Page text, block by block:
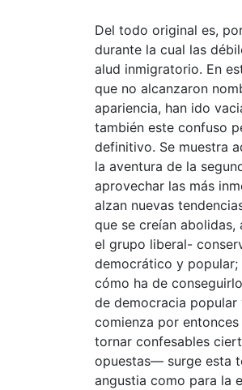
Del todo original es,
durante la cual las
alud inmigratorio. En
que no alcanzaron
apariencia, han ido
también este confuso
definitivo. Se muestra
la aventura de la
aprovechar las más
alzan nuevas
que se creían
el grupo liberal-
democrático y popular;
cómo ha de
de democracia
comienza por
tornar confesables
opuestas— surge esta
angustia como para la